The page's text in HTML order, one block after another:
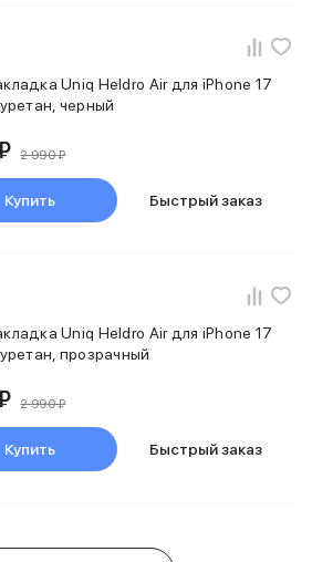
Uniq Heldro Air для iPhone 17
черный
2 990 ₽
Купить Быстрый заказ
Uniq Heldro Air для iPhone 17
прозрачный
2 990 ₽
Купить Быстрый заказ